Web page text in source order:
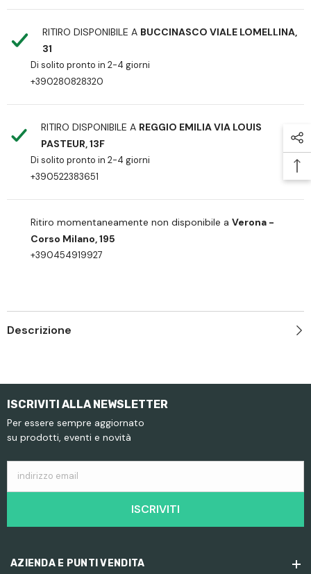
RITIRO DISPONIBILE A BUCCINASCO VIALE LOMELLINA,
31
Di solito pronto in 2-4 giorni
+390280828320
RITIRO DISPONIBILE A REGGIO EMILIA VIA LOUIS
PASTEUR, 13F
Di solito pronto in 2-4 giorni
+390522383651
Ritiro momentaneamente non disponibile a Verona -
Corso Milano, 195
+390454919927
Descrizione
ISCRIVITI ALLA NEWSLETTER
Per essere sempre aggiornato
su prodotti, eventi e novità
indirizzo email
ISCRIVITI
AZIENDA E PUNTI VENDITA